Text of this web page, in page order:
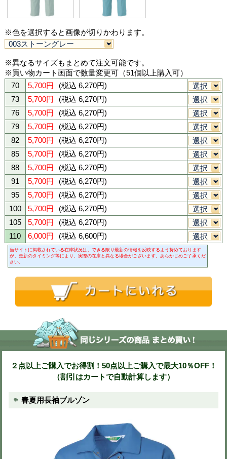
クラボウ 簡単綿
003ストーングレー 006ライトブル
014モスグリーン 015マリンブル
-色・サイズ・数量を選び、カート